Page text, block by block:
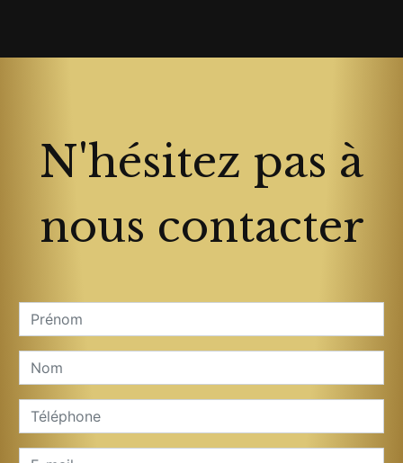
N'hésitez pas à
nous contacter